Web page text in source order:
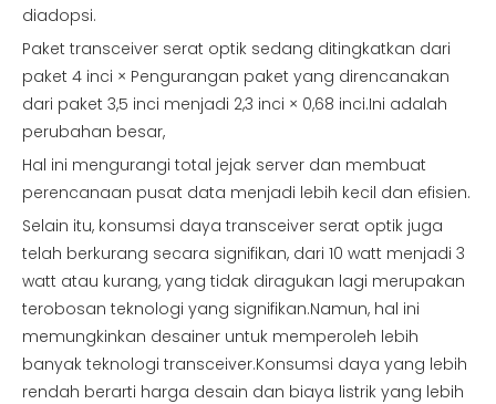
diadopsi.
Paket transceiver serat optik sedang ditingkatkan dari
paket 4 inci × Pengurangan paket yang direncanakan
dari paket 3,5 inci menjadi 2,3 inci × 0,68 inci.Ini adalah
perubahan besar,
Hal ini mengurangi total jejak server dan membuat
perencanaan pusat data menjadi lebih kecil dan efisien.
Selain itu, konsumsi daya transceiver serat optik juga
telah berkurang secara signifikan, dari 10 watt menjadi 3
watt atau kurang, yang tidak diragukan lagi merupakan
terobosan teknologi yang signifikan.Namun, hal ini
memungkinkan desainer untuk memperoleh lebih
banyak teknologi transceiver.Konsumsi daya yang lebih
rendah berarti harga desain dan biaya listrik yang lebih